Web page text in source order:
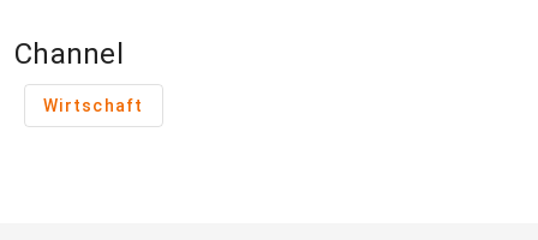
Channel
Wirtschaft